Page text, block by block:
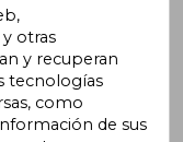
otras
y recuperan
tecnologías
como
de sus